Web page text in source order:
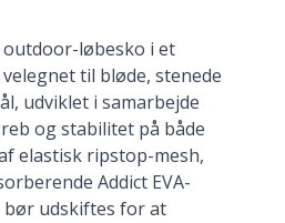
outdoor-løbesko i et
til bløde, stenede
udviklet i samarbejde
og stabilitet på både
elastisk ripstop-mesh,
Addict EVA-
bør udskiftes for at